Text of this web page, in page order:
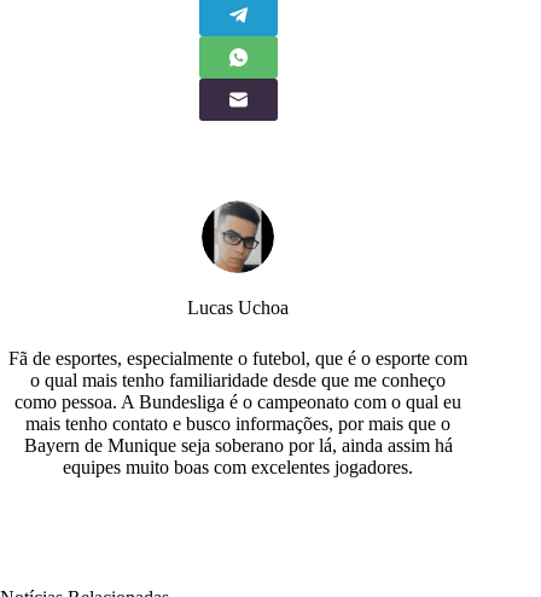
Lucas Uchoa
Fã de esportes, especialmente o futebol, que é o esporte com
o qual mais tenho familiaridade desde que me conheço
como pessoa. A Bundesliga é o campeonato com o qual eu
mais tenho contato e busco informações, por mais que o
Bayern de Munique seja soberano por lá, ainda assim há
equipes muito boas com excelentes jogadores.